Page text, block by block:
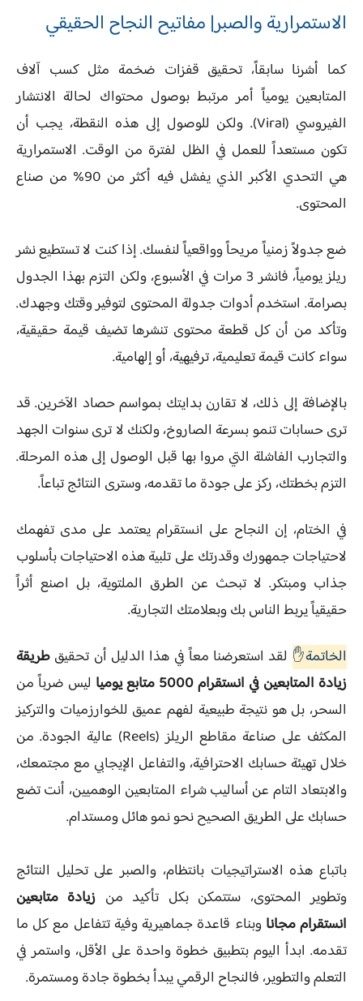
الاستمرارية والصبر| مفاتيح النجاح الحقيقي
كما أشرنا سابقاً، تحقيق قفزات ضخمة مثل كسب آلاف
المتابعين يومياً أمر مرتبط بوصول محتواك لحالة الانتشار
الفيروسي (Viral). ولكن للوصول إلى هذه النقطة، يجب أن
تكون مستعداً للعمل في الظل لفترة من الوقت. الاستمرارية
هي التحدي الأكبر الذي يفشل فيه أكثر من 90% من صناع
المحتوى.
ضع جدولاً زمنياً مريحاً وواقعياً لنفسك. إذا كنت لا تستطيع نشر
ريلز يومياً، فانشر 3 مرات في الأسبوع، ولكن التزم بهذا الجدول
بصرامة. استخدم أدوات جدولة المحتوى لتوفير وقتك وجهدك.
وتأكد من أن كل قطعة محتوى تنشرها تضيف قيمة حقيقية،
سواء كانت قيمة تعليمية، ترفيهية، أو إلهامية.
بالإضافة إلى ذلك، لا تقارن بدايتك بمواسم حصاد الآخرين. قد
ترى حسابات تنمو بسرعة الصاروخ، ولكنك لا ترى سنوات الجهد
والتجارب الفاشلة التي مروا بها قبل الوصول إلى هذه المرحلة.
التزم بخطتك، ركز على جودة ما تقدمه، وسترى النتائج تباعاً.
في الختام، إن النجاح على انستقرام يعتمد على مدى تفهمك
لاحتياجات جمهورك وقدرتك على تلبية هذه الاحتياجات بأسلوب
جذاب ومبتكر. لا تبحث عن الطرق الملتوية، بل اصنع أثراً
حقيقياً يربط الناس بك وبعلامتك التجارية.
الخاتمة✋ لقد استعرضنا معاً في هذا الدليل أن تحقيق طريقة
زيادة المتابعين في انستقرام 5000 متابع يوميا
ليس ضرباً من
السحر، بل هو نتيجة طبيعية لفهم عميق للخوارزميات والتركيز
المكثف على صناعة مقاطع الريلز (Reels) عالية الجودة. من
خلال تهيئة حسابك الاحترافية، والتفاعل الإيجابي مع مجتمعك،
والابتعاد التام عن أساليب شراء المتابعين الوهميين، أنت تضع
حسابك على الطريق الصحيح نحو نمو هائل ومستدام.
باتباع هذه الاستراتيجيات بانتظام، والصبر على تحليل النتائج
وتطوير المحتوى، ستتمكن بكل تأكيد من زيادة متابعين
انستقرام مجانا وبناء قاعدة جماهيرية وفية تتفاعل مع كل ما
تقدمه. ابدأ اليوم بتطبيق خطوة واحدة على الأقل، واستمر في
التعلم والتطوير، فالنجاح الرقمي يبدأ بخطوة جادة ومستمرة.